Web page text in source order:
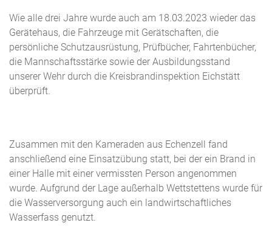
Wie alle drei Jahre wurde auch am 18.03.2023 wieder das
Gerätehaus, die Fahrzeuge mit Gerätschaften, die
persönliche Schutzausrüstung, Prüfbücher, Fahrtenbücher,
die Mannschaftsstärke sowie der Ausbildungsstand
unserer Wehr durch die Kreisbrandinspektion Eichstätt
überprüft.
Zusammen mit den Kameraden aus Echenzell fand
anschließend eine Einsatzübung statt, bei der ein Brand in
einer Halle mit einer vermissten Person angenommen
wurde. Aufgrund der Lage außerhalb Wettstettens wurde für
die Wasserversorgung auch ein landwirtschaftliches
Wasserfass genutzt.